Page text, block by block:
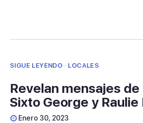
SIGUE LEYENDO · LOCALES
Revelan mensajes
Sixto George y
Enero 30, 2023